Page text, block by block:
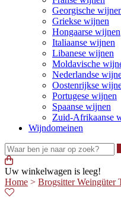
Georgische
Griekse wijnen
Hongaarse wijnen
Italiaanse wijnen
Libanese wijnen
Moldavische
Nederlandse
Oostenrijkse
Portugese wijnen
Spaanse wijnen
Zuid-Afrikaanse
Wijndomeinen
Uw winkelwagen is leeg!
Home > Brogsitter Weingüter